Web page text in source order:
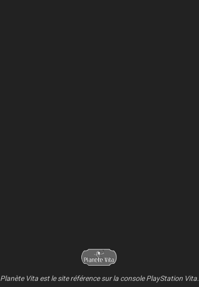
Planète Vita est le site référence sur la console PlayStation Vita.